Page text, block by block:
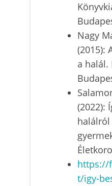
Nagy
(2015):
a halál.
(2022):
halálról
https://
t/igy-